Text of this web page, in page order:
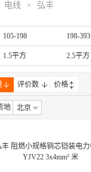
电线 > 弘丰
105-198 198-393
1.5平方 2.5平方
评价数 价格
地 北京